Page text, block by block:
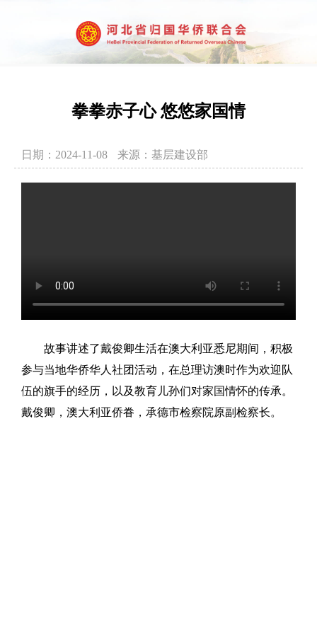
拳拳赤子心 悠悠家国情
日期：2024-11-08 来源：基层建设部
故事讲述了戴俊卿生活在澳大利亚悉尼期间，积极
参与当地华侨华人社团活动，在总理访澳时作为欢迎队
伍的旗手的经历，以及教育儿孙们对家国情怀的传承。
戴俊卿，澳大利亚侨眷，承德市检察院原副检察长。